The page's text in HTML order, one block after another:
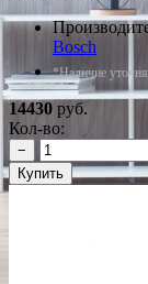
Bosch
*Наличие
14430 руб.
Кол-во:
−
Купить